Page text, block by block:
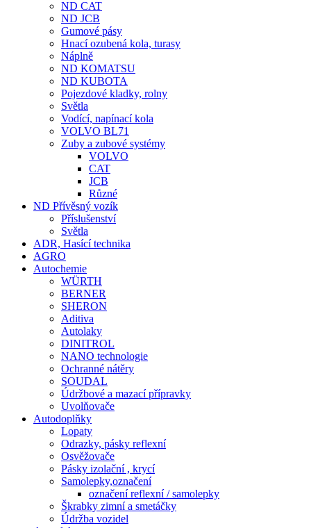
ND CAT
ND JCB
Gumové pásy
Hnací ozubená kola, turasy
Náplně
ND KOMATSU
ND KUBOTA
Pojezdové kladky, rolny
Světla
Vodící, napínací kola
VOLVO BL71
Zuby a zubové systémy
VOLVO
CAT
JCB
Různé
ND Přívěsný vozík
Příslušenství
Světla
ADR, Hasící technika
AGRO
Autochemie
WÜRTH
BERNER
SHERON
Aditiva
Autolaky
DINITROL
NANO technologie
Ochranné nátěry
SOUDAL
Údržbové a mazací přípravky
Uvolňovače
Autodoplňky
Lopaty
Odrazky, pásky reflexní
Osvěžovače
Pásky izolační , krycí
Samolepky,označení
označení reflexní / samolepky
Škrabky zimní a smetáčky
Údržba vozidel